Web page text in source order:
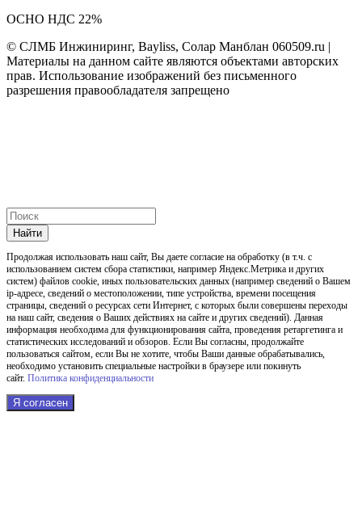
ОСНО НДС 22%
© СЛМБ Инжиниринг, Bayliss, Солар Манблан 060509.ru |
Материалы на данном сайте являются объектами авторских
прав. Использование изображений без письменного
разрешения правообладателя запрещено
Найти
Продолжая использовать наш cайт, Вы даете согласие на обработку (в т.ч. с
использованием систем сбора статистики, например Яндекс.Метрика и других
систем) файлов cookie, иных пользовательских данных (например сведений о Вашем
ip-адресе, сведений о местоположении, типе устройства, времени посещения
страницы, сведений о ресурсах сети Интернет, с которых были совершены переходы
на наш сайт, сведения о Ваших действиях на сайте и других сведений). Данная
информация необходима для функционирования сайта, проведения ретаргетинга и
статистических исследований и обзоров. Если Вы согласны, продолжайте
пользоваться сайтом, если Вы не хотите, чтобы Ваши данные обрабатывались,
необходимо установить специальные настройки в браузере или покинуть
сайт. Политика конфиденциальности
Я согласен